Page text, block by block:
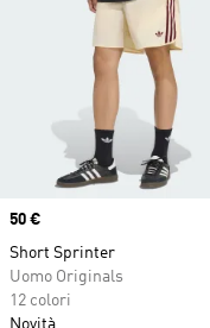
Price
50 €
Short Sprinter
Uomo Originals
12 colori
Novità